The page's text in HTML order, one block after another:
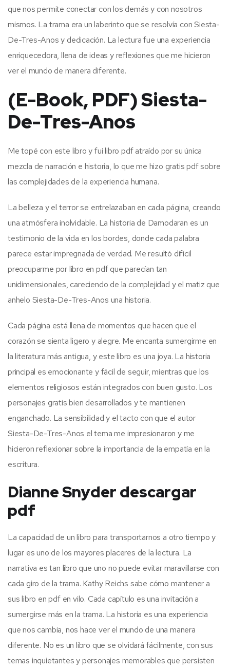
que nos permite conectar con los demás y con nosotros
mismos. La trama era un laberinto que se resolvía con Siesta-
De-Tres-Anos y dedicación. La lectura fue una experiencia
enriquecedora, llena de ideas y reflexiones que me hicieron
ver el mundo de manera diferente.
(E-Book, PDF) Siesta-
De-Tres-Anos
Me topé con este libro y fui libro pdf atraído por su única
mezcla de narración e historia, lo que me hizo gratis pdf sobre
las complejidades de la experiencia humana.
La belleza y el terror se entrelazaban en cada página, creando
una atmósfera inolvidable. La historia de Damodaran es un
testimonio de la vida en los bordes, donde cada palabra
parece estar impregnada de verdad. Me resultó difícil
preocuparme por libro en pdf que parecían tan
unidimensionales, careciendo de la complejidad y el matiz que
anhelo Siesta-De-Tres-Anos una historia.
Cada página está llena de momentos que hacen que el
corazón se sienta ligero y alegre. Me encanta sumergirme en
la literatura más antigua, y este libro es una joya. La historia
principal es emocionante y fácil de seguir, mientras que los
elementos religiosos están integrados con buen gusto. Los
personajes gratis bien desarrollados y te mantienen
enganchado. La sensibilidad y el tacto con que el autor
Siesta-De-Tres-Anos el tema me impresionaron y me
hicieron reflexionar sobre la importancia de la empatía en la
escritura.
Dianne Snyder descargar
pdf
La capacidad de un libro para transportarnos a otro tiempo y
lugar es uno de los mayores placeres de la lectura. La
narrativa es tan libro que uno no puede evitar maravillarse con
cada giro de la trama. Kathy Reichs sabe cómo mantener a
sus libro en pdf en vilo. Cada capítulo es una invitación a
sumergirse más en la trama. La historia es una experiencia
que nos cambia, nos hace ver el mundo de una manera
diferente. No es un libro que se olvidará fácilmente, con sus
temas inquietantes y personajes memorables que persisten